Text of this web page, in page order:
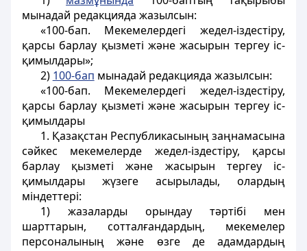
мынадай редакцияда жазылсын:
«100-бап. Мекемелердегi жедел-iздестiру,
қарсы барлау қызметi және жасырын тергеу іс-
қимылдары»;
2) 100-бап мынадай редакцияда жазылсын:
«100-бап. Мекемелердегi жедел-iздестiру,
қарсы барлау қызметi және жасырын тергеу іс-
қимылдары
1. Қазақстан Республикасының заңнамасына
сәйкес мекемелерде жедел-iздестiру, қарсы
барлау қызметi және жасырын тергеу іс-
қимылдары жүзеге асырылады, олардың
мiндеттерi:
1) жазаларды орындау тәртiбi мен
шарттарын, сотталғандардың, мекемелер
персоналының және өзге де адамдардың